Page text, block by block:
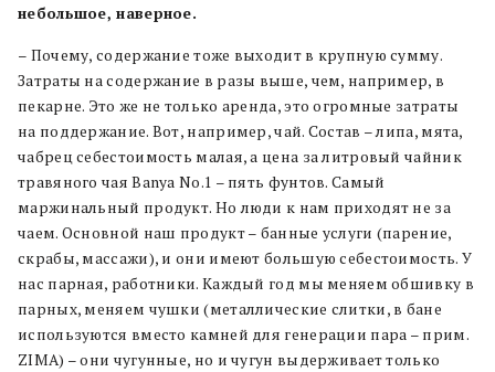
небольшое, наверное.
– Почему, содержание тоже выходит в крупную сумму.
Затраты на содержание в разы выше, чем, например, в
пекарне. Это же не только аренда, это огромные затраты
на поддержание. Вот, например, чай. Состав – липа, мята,
чабрец себестоимость малая, а цена за литровый чайник
травяного чая Banya No.1 – пять фунтов. Самый
маржинальный продукт. Но люди к нам приходят не за
чаем. Основной наш продукт – банные услуги (парение,
скрабы, массажи), и они имеют большую себестоимость. У
нас парная, работники. Каждый год мы меняем обшивку в
парных, меняем чушки (металлические слитки, в бане
используются вместо камней для генерации пара – прим.
ZIMA) – они чугунные, но и чугун выдерживает только